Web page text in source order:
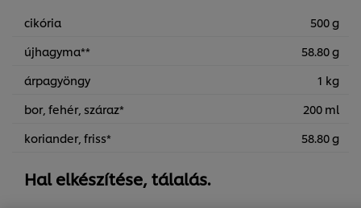
cikória
500 g
újhagyma**
58.80 g
árpagyöngy
1 kg
bor, fehér, száraz*
200 ml
koriander, friss*
58.80 g
Hal elkészítése, tálalás.
használunk a felhasználói élmény javítása érdekében. A
használatát, a közösségi médiában (pl. Facebookon,
Instagramon) való megosztást, és hogy személyre